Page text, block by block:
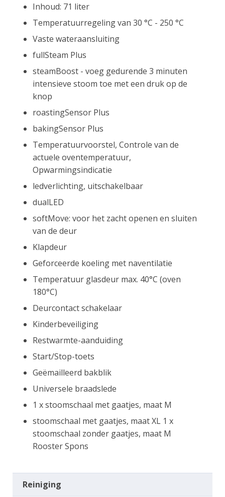
Inhoud: 71 liter
Temperatuurregeling van 30 °C - 250 °C
Vaste wateraansluiting
fullSteam Plus
steamBoost - voeg gedurende 3 minuten
intensieve stoom toe met een druk op de
knop
roastingSensor Plus
bakingSensor Plus
Temperatuurvoorstel, Controle van de
actuele oventemperatuur,
Opwarmingsindicatie
ledverlichting, uitschakelbaar
dualLED
softMove: voor het zacht openen en sluiten
van de deur
Klapdeur
Geforceerde koeling met naventilatie
Temperatuur glasdeur max. 40°C (oven
180°C)
Deurcontact schakelaar
Kinderbeveiliging
Restwarmte-aanduiding
Start/Stop-toets
Geëmailleerd bakblik
Universele braadslede
1 x stoomschaal met gaatjes, maat M
stoomschaal met gaatjes, maat XL 1 x
stoomschaal zonder gaatjes, maat M
Rooster Spons
Reiniging